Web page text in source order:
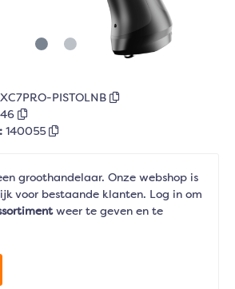
PISTOLNB
140055
groothandelaar. Onze webshop is
voor bestaande klanten. Log in om
weer te geven en te